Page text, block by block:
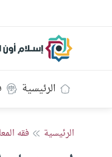
إسلام
الرئيسية
الرئيسية فقه